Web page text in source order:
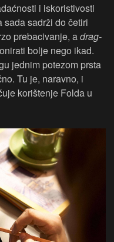
i iskoristivosti
sada sadrži do četiri
prebacivanje, adrag-
bolje nego ikad.
jednim potezom prsta
Tu je, naravno, i
korištenje Folda u